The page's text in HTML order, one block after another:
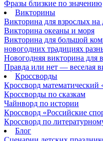
Фразы близкие по значению
Викторины
Викторина для взрослых на
Викторина океаны и моря
Викторина для большой
новогодних традициях
Новогодняя викторина для
Правда или нет — веселая
Кроссворды
Кроссворд математический
Кроссворды по сказкам
Чайнворд по истории
Кроссворд «Российские
Кроссворд по
Блог